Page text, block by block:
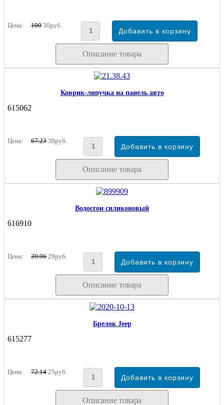
Цена: 100 30руб.
Описание товара
Коврик-липучка на панель авто
615062
Цена: 67.23 30руб.
Описание товара
Водосгон силиконовый
616910
Цена: 39.96 29руб.
Описание товара
Брелок Jeep
615277
Цена: 72.14 25руб.
Описание товара